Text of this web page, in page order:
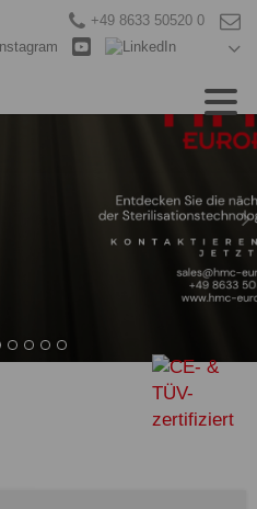
+49 8633 50520 0